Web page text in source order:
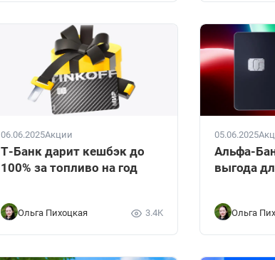
06.06.2025Акции
Т-Банк дарит кешбэк до
100% за топливо на год
Ольга Пихоцкая 3.4K
05.06.2025
Альфа-
выгода
Ольга